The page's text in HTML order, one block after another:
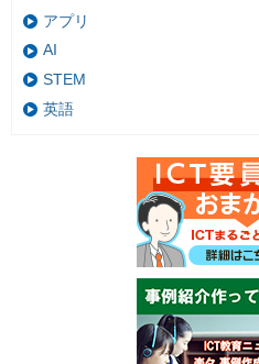
アプリ
AI
STEM
英語